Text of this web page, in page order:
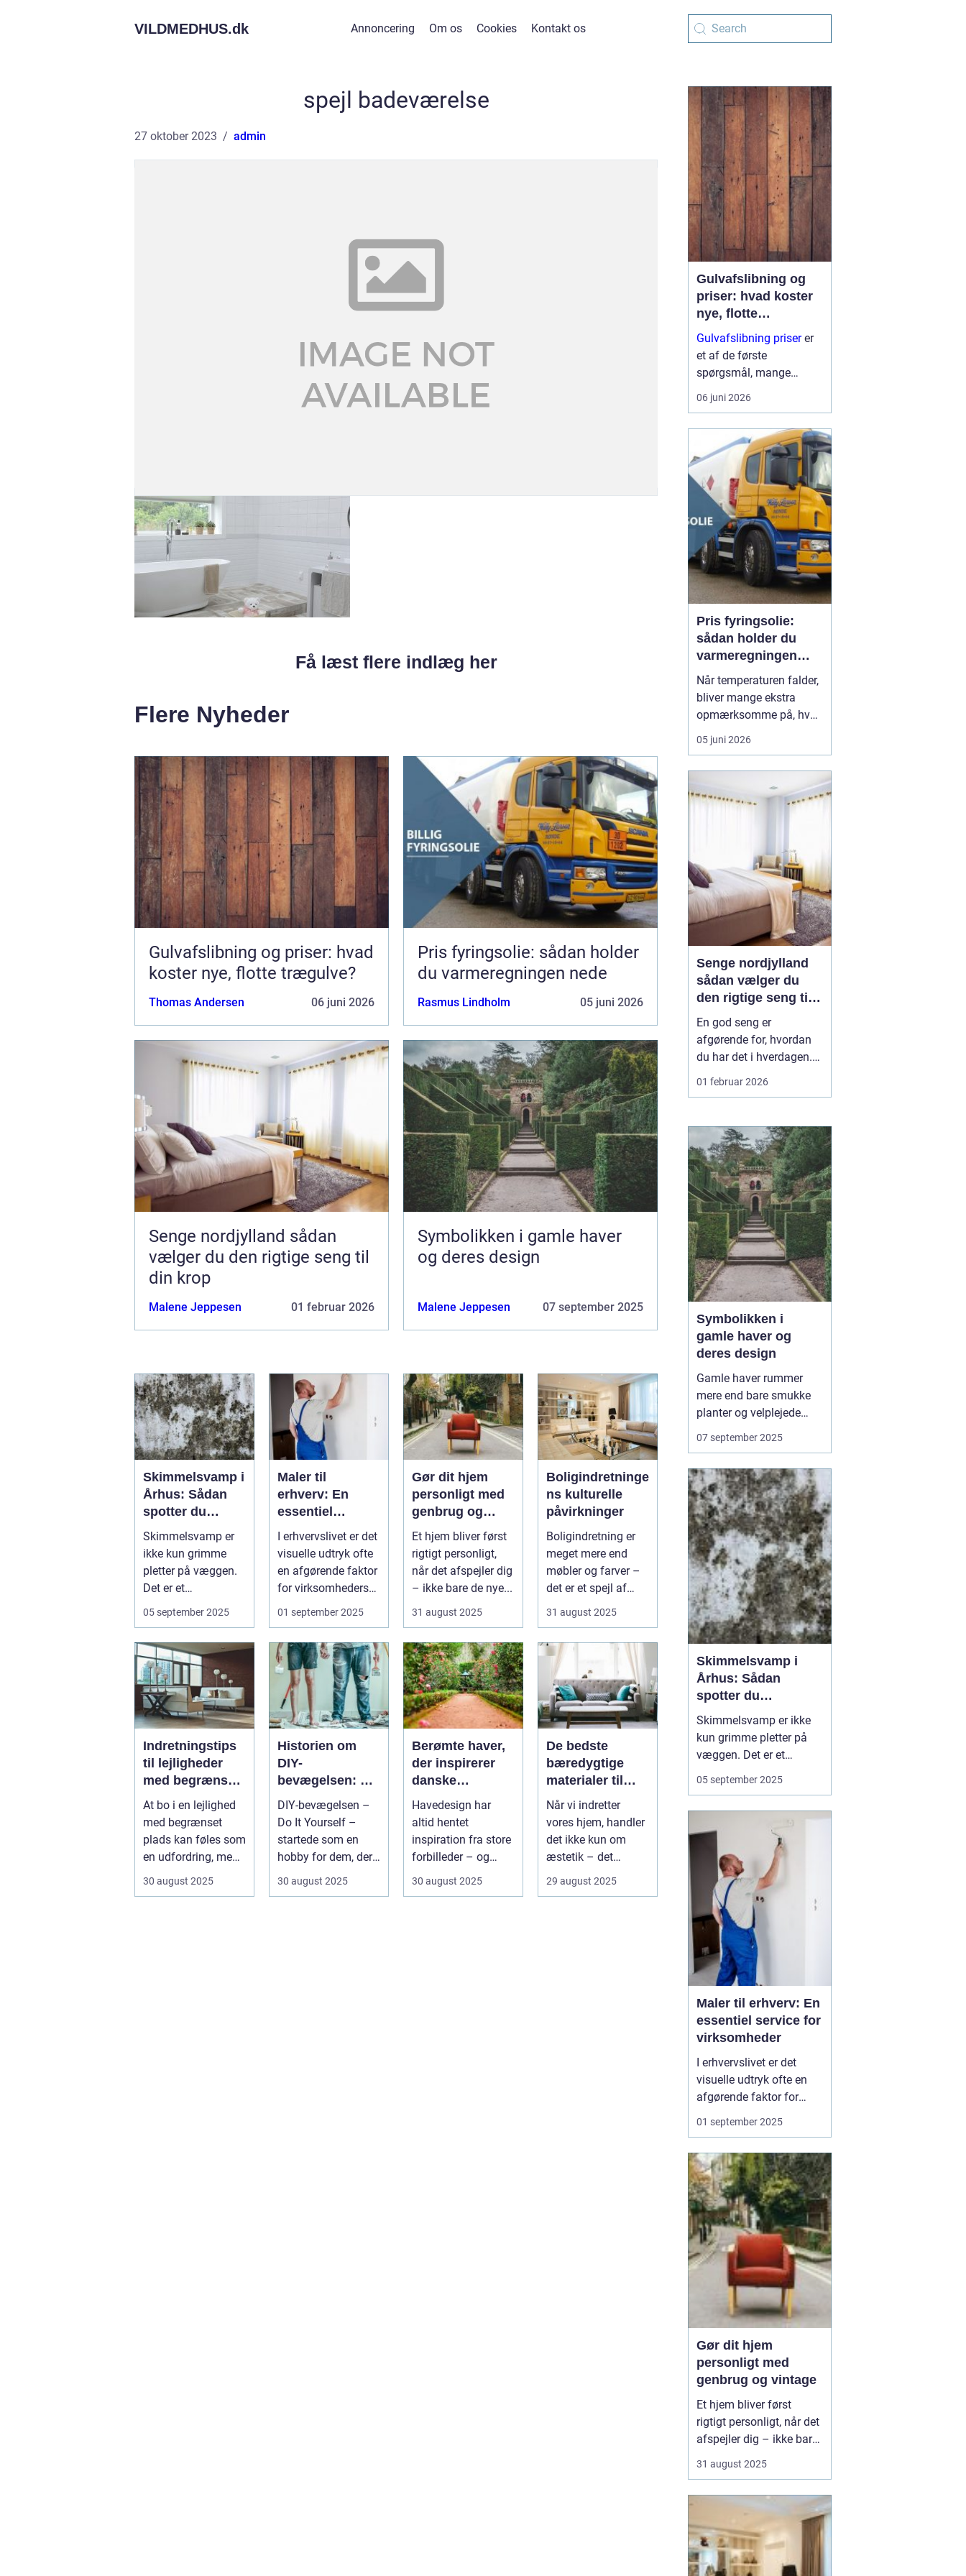
VILDMEDHUS.dk Annoncering Om os Cookies Kontakt os
spejl badeværelse
27 oktober 2023 admin
Få læst flere indlæg her
Flere Nyheder
Gulvafslibning og priser: hvad
koster nye, flotte trægulve?
Thomas Andersen 06 juni 2026
Pris fyringsolie: sådan holder
du varmeregningen nede
Rasmus Lindholm 05 juni 2026
Senge nordjylland sådan
vælger du den rigtige seng til
din krop
Malene Jeppesen 01 februar 2026
Symbolikken i gamle haver
og deres design
Malene Jeppesen 07 september 2025
Skimmelsvamp i
Århus: Sådan
spotter du
problemet
Skimmelsvamp er
ikke kun grimme
pletter på væggen.
Det er et
sundhedsproblem,
der ofte s...
05 september 2025
Maler til
erhverv: En
essentiel
service for
virksomheder
I erhvervslivet er det
visuelle udtryk ofte
en afgørende faktor
for virksomheders
succes. En ...
01 september 2025
Gør dit hjem
personligt med
genbrug og
vintage
Et hjem bliver først
rigtigt personligt,
når det afspejler dig
– ikke bare de nye...
31 august 2025
Boligindretninge
ns kulturelle
påvirkninger
Boligindretning er
meget mere end
møbler og farver –
det er et spejl af
31 august 2025
Indretningstips
til lejligheder
med begrænset
plads
At bo i en lejlighed
med begrænset
plads kan føles som
en udfordring, men
30 august 2025
Historien om
DIY-
bevægelsen: Fra
hobby til livsstil
DIY-bevægelsen –
Do It Yourself –
startede som en
hobby for dem, der
30 august 2025
Berømte haver,
der inspirerer
danske
havedesigns
Havedesign har
altid hentet
inspiration fra store
forbilleder – og
vi kende...
30 august 2025
De bedste
bæredygtige
materialer til
boligindretning
Når vi indretter
vores hjem, handler
det ikke kun om
æstetik – det
29 august 2025
Gulvafslibning og
priser: hvad koster
nye, flotte
trægulve?
Gulvafslibning priserer
et af de første
spørgsmål, mange
boligejere stiller, når de
opdager ridser, pletter og
mange måd...
06 juni 2026
Pris fyringsolie:
sådan holder du
varmeregningen
nede
Når temperaturen falder,
bliver mange ekstra
opmærksomme på, hvad
fyring koster. For dig
med oliefyr kan udsving
på økonomien, og derfor
giver det god mening at
05 juni 2026
Senge nordjylland
sådan vælger du
den rigtige seng til
din krop
En god seng er
afgørende for, hvordan
du har det i hverdagen.
Sover du dårligt, mærker
spændte skuldre. Mange
nordjyder går længe og
overvejer ny seng, men
udsætter købet, fordi
valget virker
uoverskueligt. Hå...
01 februar 2026
Symbolikken i
gamle haver og
deres design
Gamle haver rummer
mere end bare smukke
planter og velplejede
stier – de er fyldt med
symbolik og fortællinger,
kultur og tidsånd. Hvert
træ, hver sten og hver
dam er ofte placeret med
en mening, der r...
07 september 2025
Skimmelsvamp i
Århus: Sådan
spotter du
problemet
Skimmelsvamp er ikke
kun grimme pletter på
væggen. Det er et
sundhedsproblem, der
ofte skyldes fugt,
ventilation. I Århus
spiller kystnært klima,
ældre ejendomme og
tætte renoveri...
05 september 2025
Maler til erhverv: En
essentiel service for
virksomheder
I erhvervslivet er det
visuelle udtryk ofte en
afgørende faktor for
virksomheders succes.
En flot og velholdt
et godt
førstehåndsindtryk; det
kan også påvirke
arbejdsmiljøet og
medarbejder...
01 september 2025
Gør dit hjem
personligt med
genbrug og vintage
Et hjem bliver først
rigtigt personligt, når det
afspejler dig – ikke bare
boligmagasinerne. Med
du skabe et unikt udtryk,
der både fortæller
historier og giver rummet
karakte...
31 august 2025